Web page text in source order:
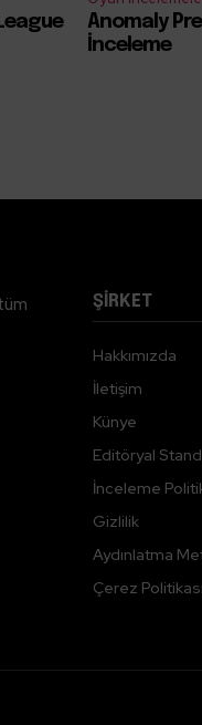
Anomaly
İnceleme
ŞİRKET
Hakkımızda
İletişim
Künye
Editöryal
İnceleme
Gizlilik
Aydınlatma
Çerez